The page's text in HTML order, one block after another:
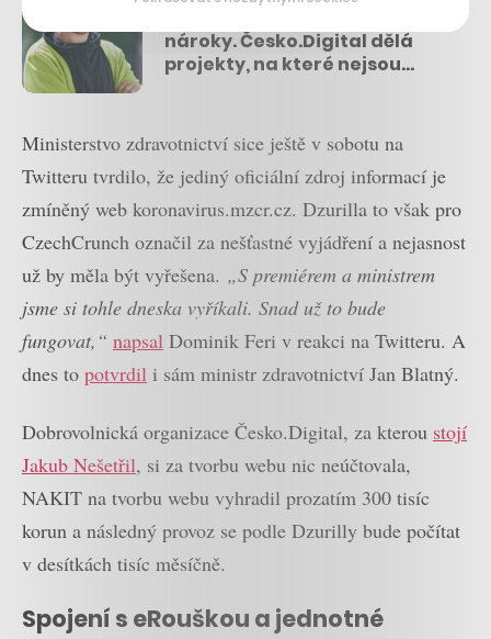
nároky. Česko.Digital dělá
projekty, na které nejsou
Ministerstvo zdravotnictví sice ještě v sobotu na
Twitteru tvrdilo, že jediný oficiální zdroj informací je
zmíněný web koronavirus.mzcr.cz. Dzurilla to však pro
CzechCrunch označil za nešťastné vyjádření a nejasnost
už by měla být vyřešena. „S premiérem a ministrem
jsme si tohle dneska vyříkali. Snad už to bude
fungovat,“ napsal Dominik Feri v reakci na Twitteru. A
dnes to potvrdil i sám ministr zdravotnictví Jan Blatný.
Dobrovolnická organizace Česko.Digital, za kterou stojí
Jakub Nešetřil, si za tvorbu webu nic neúčtovala,
NAKIT na tvorbu webu vyhradil prozatím 300 tisíc
korun a následný provoz se podle Dzurilly bude počítat
v desítkách tisíc měsíčně.
Spojení s eRouškou a jednotné